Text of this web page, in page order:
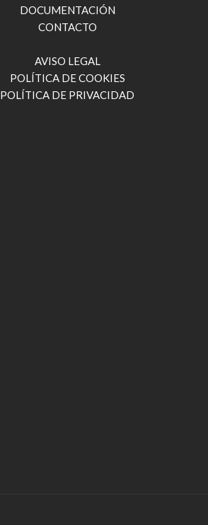
DOCUMENTACIÓN
CONTACTO
AVISO LEGAL
POLÍTICA DE COOKIES
POLÍTICA DE PRIVACIDAD